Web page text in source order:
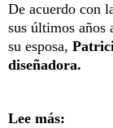
De acuerdo con
sus últimos años
su esposa,
diseñadora.
Lee más: